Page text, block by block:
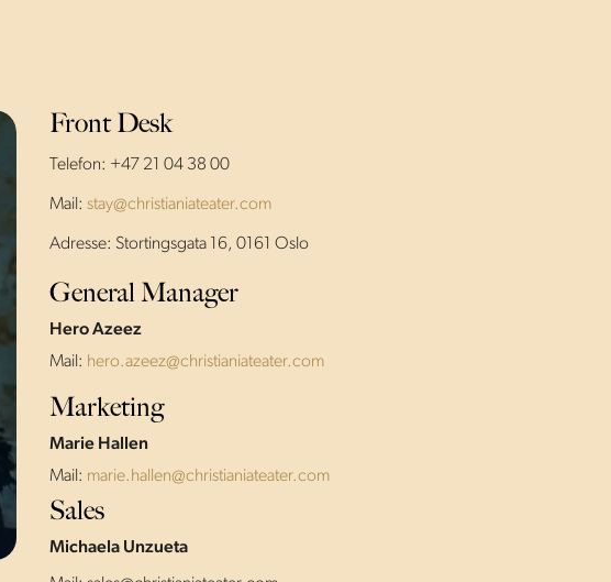
Front Desk
Telefon: +47 21 04 38 00
Mail:stay@christianiateater.com
Adresse: Stortingsgata 16, 0161 Oslo
General Manager
Hero Azeez
Mail: hero.azeez@christianiateater.com
Marketing
Marie Hallen
Mail: marie.hallen@christianiateater.com
Sales
Michaela Unzueta